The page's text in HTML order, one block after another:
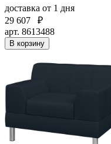
доставка от 1 дня
29 607
₽
арт. 8613488
В корзину